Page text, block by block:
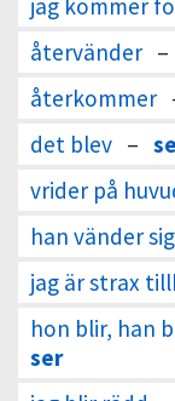
jag kommer
återvänder –
återkommer
det blev –
vrider på
han vänder
jag är strax
hon blir, han
ser